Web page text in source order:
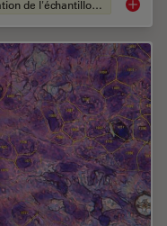
Préparation de l'échantillon EM High-